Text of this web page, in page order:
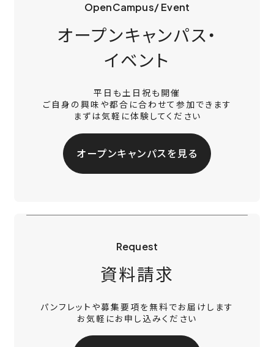
OpenCampus/ Event
オープンキャンパス・
イベント
平日も土日祝も開催
ご自身の興味や都合に合わせて参加できます
まずは気軽に体験してください
オープンキャンパスを見る
Request
資料請求
パンフレットや募集要項を無料でお届けします
お気軽にお申し込みください